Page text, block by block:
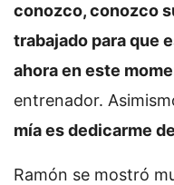
conozco, conozco
trabajado para que
ahora en este
entrenador.
mía es dedicarme
Ramón se mostró